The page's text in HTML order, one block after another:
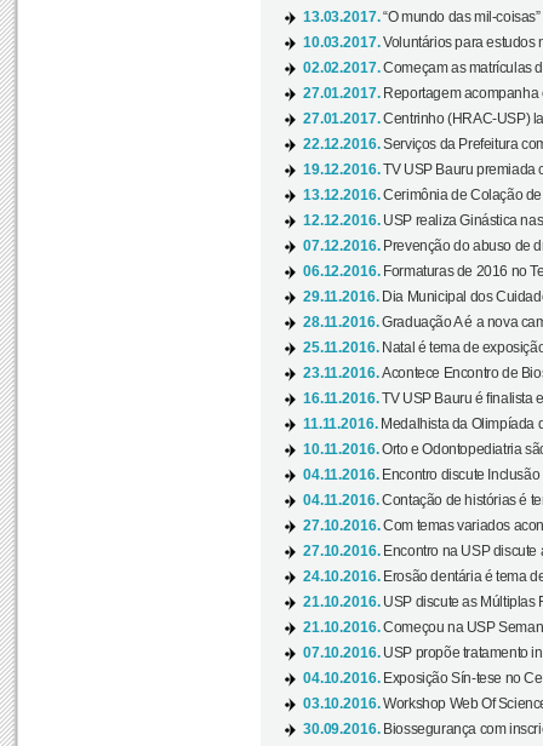
13.03.2017.“O mundo das mil-
10.03.2017.Voluntários para estudos
02.02.2017.Começam as matrículas
27.01.2017. Reportagem
27.01.2017.Centrinho (HRAC-USP)
22.12.2016.Serviços da Prefeitura
19.12.2016.TV USP Bauru premiada
13.12.2016.Cerimônia de Colação
12.12.2016. USP realiza Ginástica
07.12.2016. Prevenção do abuso de
06.12.2016. Formaturas de 2016 no
29.11.2016. Dia Municipal dos
28.11.2016.Graduação A é a nova
25.11.2016. Natal é tema de
23.11.2016.Acontece Encontro de
16.11.2016.TV USP Bauru é finalista
11.11.2016. Medalhista da Olimpíada
10.11.2016.Orto e Odontopediatria
04.11.2016. Encontro discute
04.11.2016.Contação de histórias é
27.10.2016.Com temas variados
27.10.2016. Encontro na USP discute
24.10.2016. Erosão dentária é tema
21.10.2016. USP discute as Múltiplas
21.10.2016.Começou na USP
07.10.2016. USP propõe tratamento
04.10.2016. Exposição Sín-tese no
03.10.2016.Workshop Web Of
30.09.2016. Biossegurança com